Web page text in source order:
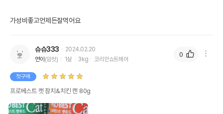
가성비좋고언제든잘먹어요
슈슈333
2024.02.20
연이 (암컷) 1살 3kg 코리안쇼트헤어
첫구매
프로베스트 캣 참치&치킨 캔 80g
0